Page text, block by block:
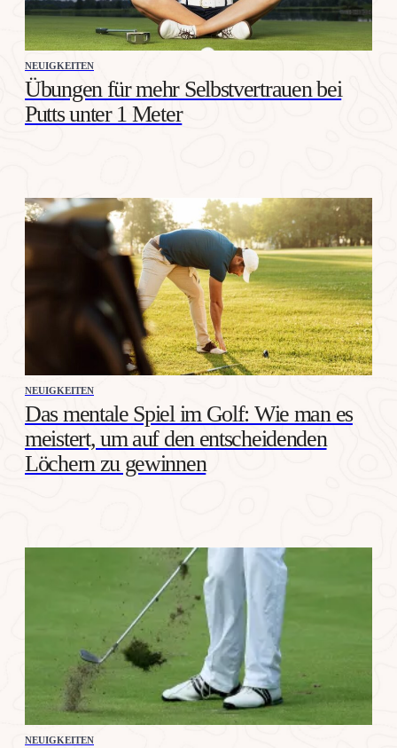
NEUIGKEITEN
Übungen für mehr Selbstvertrauen bei
Putts unter 1 Meter
NEUIGKEITEN
Das mentale Spiel im Golf: Wie man es
meistert, um auf den entscheidenden
Löchern zu gewinnen
NEUIGKEITEN